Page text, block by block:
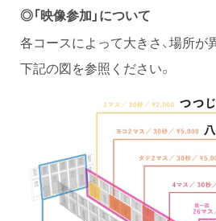
◎「映像参加」について
各コースによって大きさ、場所が
下記の図を参照ください。